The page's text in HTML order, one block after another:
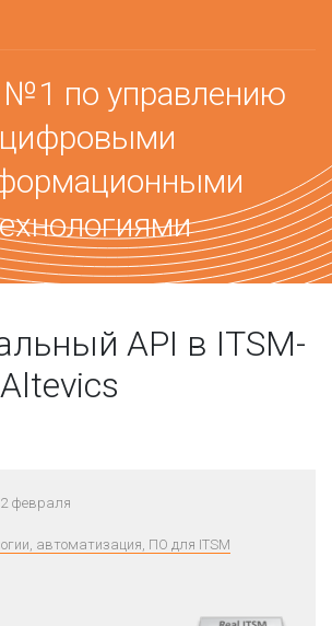
№1 по управлению
цифровыми
API в ITSM-
февраля
автоматизация, ПО для ITSM